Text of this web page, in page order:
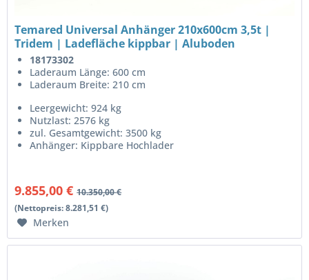
Temared Universal Anhänger 210x600cm 3,5t |
Tridem | Ladefläche kippbar | Aluboden
18173302
Laderaum Länge: 600 cm
Laderaum Breite: 210 cm
Leergewicht: 924 kg
Nutzlast: 2576 kg
zul. Gesamtgewicht: 3500 kg
Anhänger: Kippbare Hochlader
9.855,00 € 10.350,00 €
(Nettopreis: 8.281,51 €)
Merken